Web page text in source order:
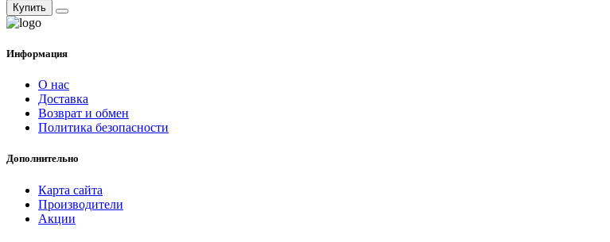
Купить
Информация
О нас
Доставка
Возврат и обмен
Политика безопасности
Дополнительно
Карта сайта
Производители
Акции